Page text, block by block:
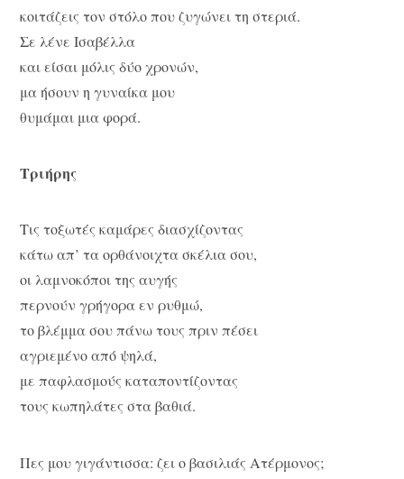
κοιτάζεις τον στόλο που ζυγώνει τη στεριά.
Σε λένε Ισαβέλλα
και είσαι μόλις δύο χρονών,
μα ήσουν η γυναίκα μου
θυμάμαι μια φορά.
Τριήρης
Τις τοξωτές καμάρες διασχίζοντας
κάτω απ’ τα ορθάνοιχτα σκέλια σου,
οι λαμνοκόποι της αυγής
περνούν γρήγορα εν ρυθμώ,
το βλέμμα σου πάνω τους πριν πέσει
αγριεμένο από ψηλά,
με παφλασμούς καταποντίζοντας
τους κωπηλάτες στα βαθιά.
Πες μου γιγάντισσα: ζει ο βασιλιάς Ατέρμονος;